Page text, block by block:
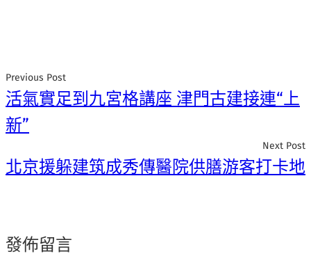
Previous Post
活氣實足到九宮格講座 津門古建接連“上
新”
Next Post
北京援躲建筑成秀傳醫院供膳游客打卡地
發佈留言